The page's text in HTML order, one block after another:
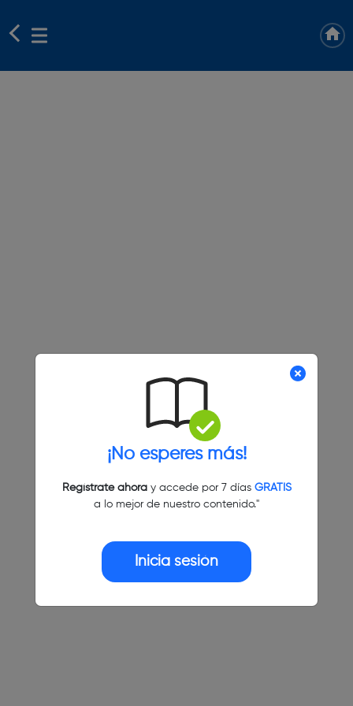
¡No esperes más!
Regístrate ahoray accede por 7 días GRATIS
a lo mejor de nuestro contenido."
Inicia sesión